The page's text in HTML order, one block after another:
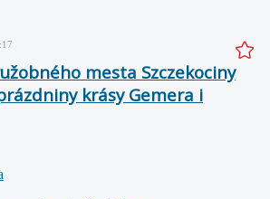
mesta Szczekociny
krásy Gemera i